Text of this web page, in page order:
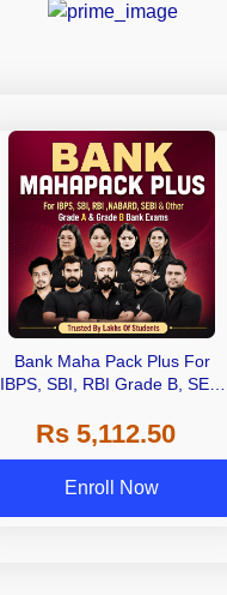
Bank Maha Pack Plus For
IBPS, SBI, RBI Grade B, SEBI
Other Grade A & Grade B Bank
Exams
Rs 5,112.50
Enroll Now